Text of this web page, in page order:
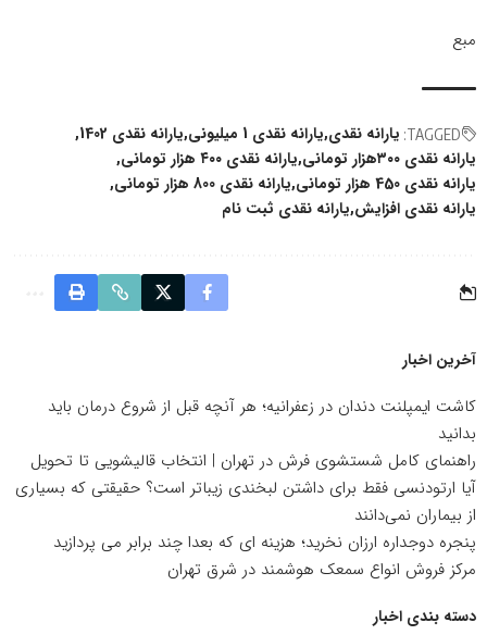
مبع
TAGGED: یارانه نقدی یارانه نقدی 1 میلیونی
یارانه نقدی 1402
یارانه نقدی ۳۰۰هزار تومانی
یارانه نقدی ۴۰۰ هزار تومانی
یارانه نقدی 450 هزار تومانی
یارانه نقدی 800 هزار تومانی
یارانه نقدی افزایش یارانه نقدی ثبت نام
آخرین اخبار
کاشت ایمپلنت دندان در زعفرانیه؛ هر آنچه قبل از شروع درمان باید
بدانید
راهنمای کامل شستشوی فرش در تهران | انتخاب قالیشویی تا تحویل
آیا ارتودنسی فقط برای داشتن لبخندی زیباتر است؟ حقیقتی که بسیاری
از بیماران نمی‌دانند
پنجره دوجداره ارزان نخرید؛ هزینه ای که بعدا چند برابر می پردازید
مرکز فروش انواع سمعک هوشمند در شرق تهران
دسته بندی اخبار